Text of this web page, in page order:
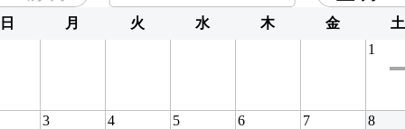
日 月 火 水 木 金
土
1
3 4 5 6 7 8